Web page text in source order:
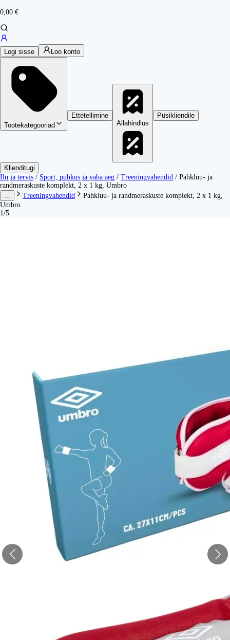
0,00 €
Logi sisse Loo konto
Tootekategooriad
Ettetellimine
Allahindlus
Püsikliendile
Klienditugi
Ilu ja tervis / Sport, puhkus ja vaba aeg / Treeningvahendid / Pahkluu- ja
randmeraskuste komplekt, 2 x 1 kg, Umbro
Treeningvahendid
Pahkluu- ja randmeraskuste komplekt, 2 x 1 kg,
Umbro
1/5